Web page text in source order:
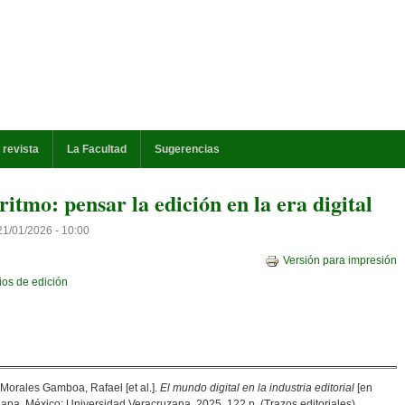
revista La Facultad Sugerencias
pensar la edición en la era digital
01/2026 - 10:00
Versión para impresión
de edición
Gamboa, Rafael [et al.]. El mundo digital en la industria editorial [en